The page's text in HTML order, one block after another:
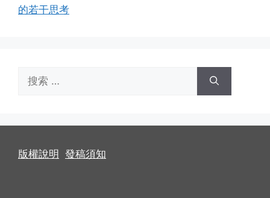
的若干思考
版權說明 發稿須知